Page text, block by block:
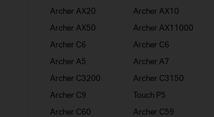
Archer AX20
Archer AX10
Archer AX50
Archer AX11000
Archer C6
Archer C6
Archer A5
Archer A7
Archer C3200
Archer C3150
Archer C9
Touch P5
Archer C60
Archer C59